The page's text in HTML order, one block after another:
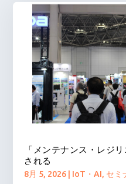
「メンテナンス・レジ
される
8月 5, 2026 IoT・AI, セミ